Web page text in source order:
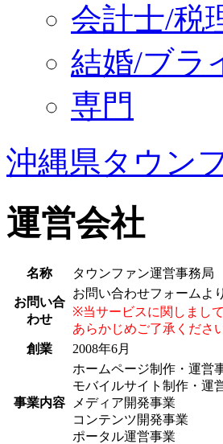
会計士/税
結婚/ブラ
専門
沖縄県タウン
運営会社
名称 タウンファン運営事務局
お問い合
わせ
お問い合わせフォームよ
※当サービスに関しまし
あらかじめご了承くださ
創業
2008年6月
事業内容
ホームページ制作・運営
モバイルサイト制作・運
メディア開発事業
コンテンツ開発事業
ポータル運営事業